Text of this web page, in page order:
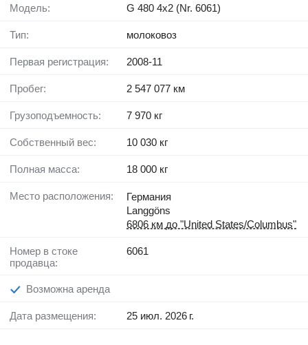
Модель: G 480 4x2 (Nr. 6061)
Тип: молоковоз
Первая регистрация: 2008-11
Пробег: 2 547 077 км
Грузоподъемность: 7 970 кг
Собственный вес: 10 030 кг
Полная масса: 18 000 кг
Место расположения:
Германия
Langgöns
6806 км до "United States/Columbus"
Номер в стоке
продавца:
6061
Возможна аренда
Дата размещения: 25 июл. 2026 г.